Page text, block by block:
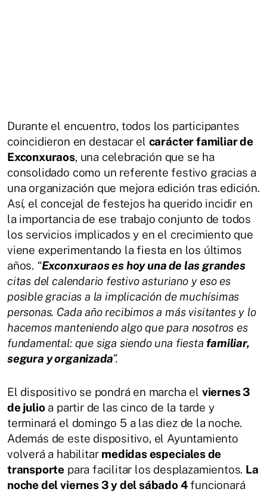
Durante el encuentro, todos los participantes
coincidieron en destacar el carácter familiar de
Exconxuraos, una celebración que se ha
consolidado como un referente festivo gracias a
una organización que mejora edición tras edición.
Así, el concejal de festejos ha querido incidir en
la importancia de ese trabajo conjunto de todos
los servicios implicados y en el crecimiento que
viene experimentando la fiesta en los últimos
años. “Exconxuraos es hoy una de las grandes
citas del calendario festivo asturiano y eso es
posible gracias a la implicación de muchísimas
personas. Cada año recibimos a más visitantes y lo
hacemos manteniendo algo que para nosotros es
fundamental: que siga siendo una fiesta familiar,
segura y organizada”.
El dispositivo se pondrá en marcha el viernes 3
de julioa partir de las cinco de la tarde y
terminará el domingo 5 a las diez de la noche.
Además de este dispositivo, el Ayuntamiento
volverá a habilitar medidas especiales de
transporte para facilitar los desplazamientos. La
noche del viernes 3 y del sábado 4funcionará